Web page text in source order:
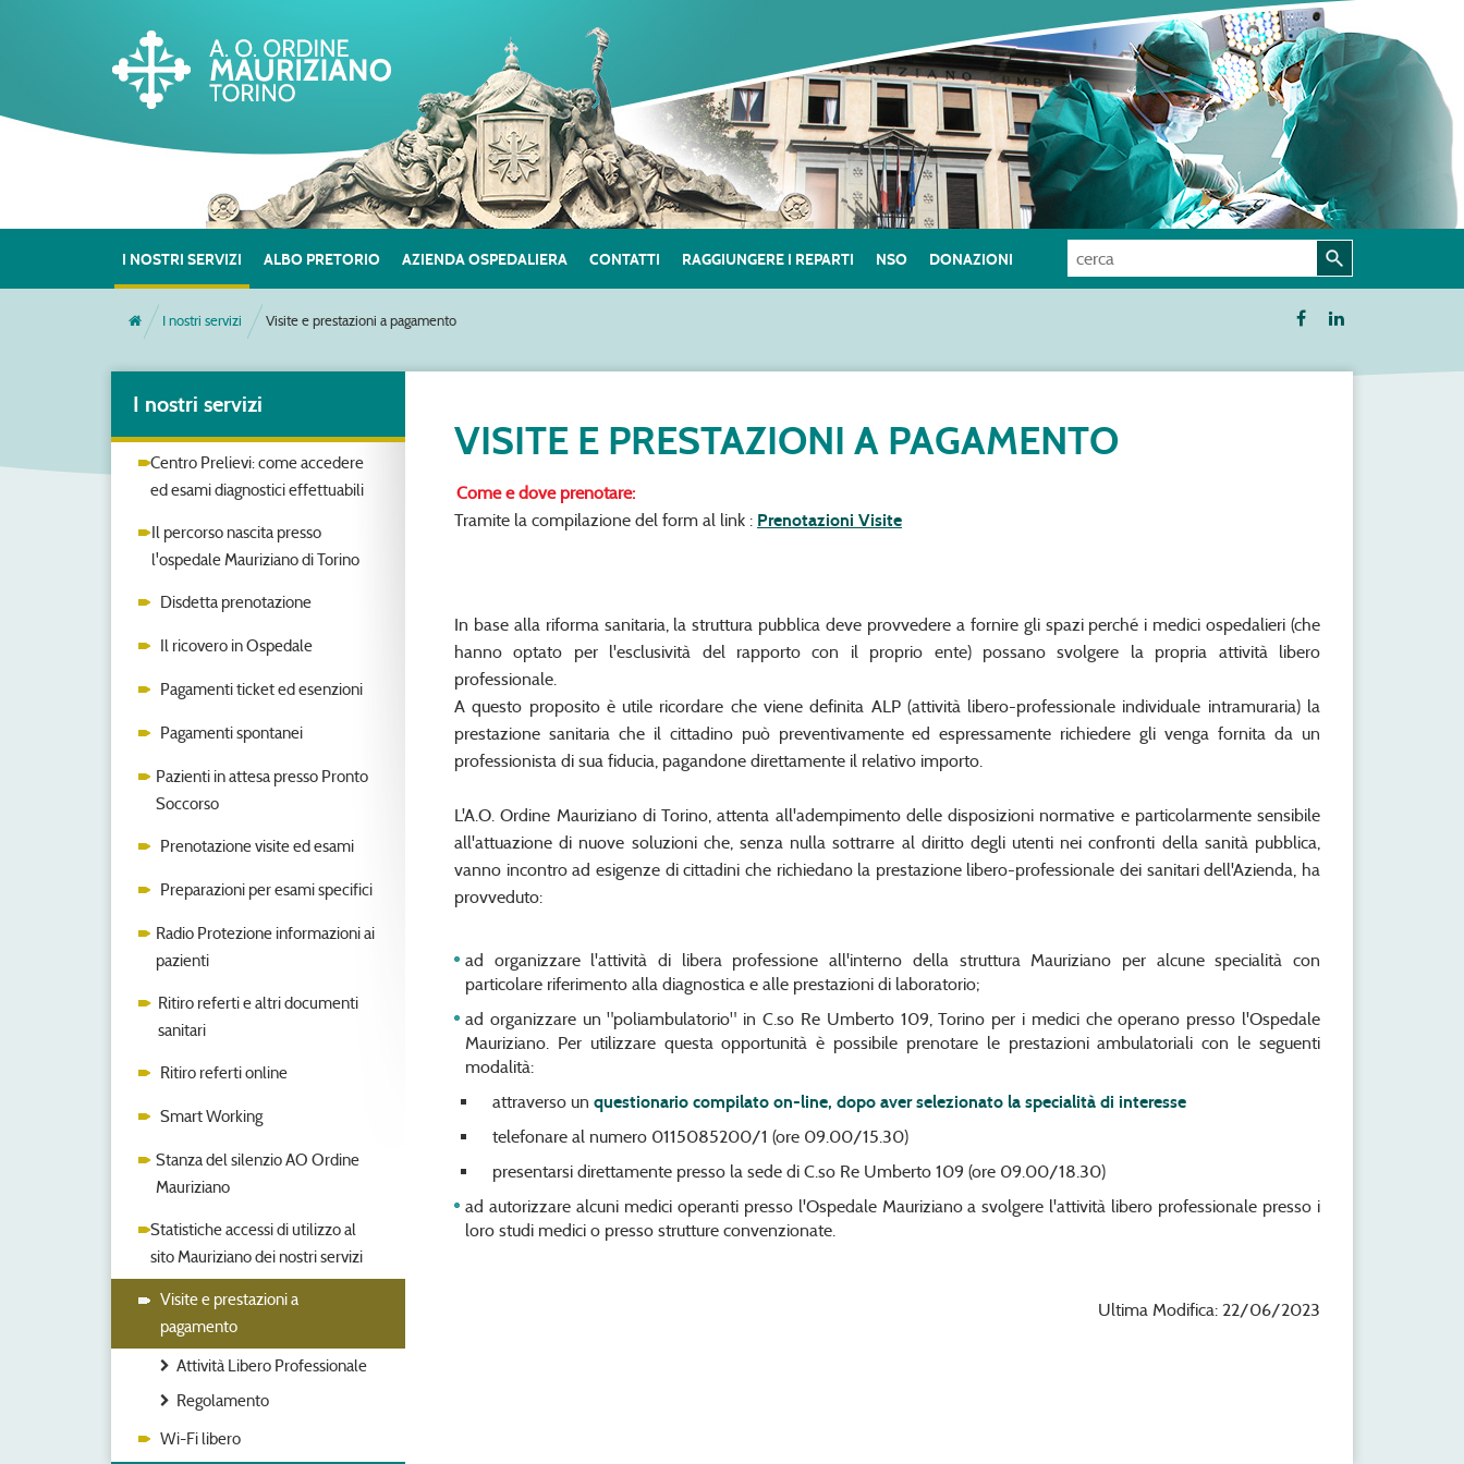
I NOSTRI SERVIZI ALBO PRETORIO AZIENDA OSPEDALIERA CONTATTI RAGGIUNGERE I REPARTI NSO DONAZIONI
I nostri servizi Visite e prestazioni a pagamento
I nostri servizi
Centro Prelievi: come accedere
ed esami diagnostici effettuabili
Il percorso nascita presso
l'ospedale Mauriziano di Torino
Disdetta prenotazione
Il ricovero in Ospedale
Pagamenti ticket ed esenzioni
Pagamenti spontanei
Pazienti in attesa presso Pronto
Soccorso
Prenotazione visite ed esami
Preparazioni per esami specifici
Radio Protezione informazioni ai
pazienti
Ritiro referti e altri documenti
sanitari
Ritiro referti online
Smart Working
Stanza del silenzio AO Ordine
Mauriziano
Statistiche accessi di utilizzo al
sito Mauriziano dei nostri servizi
Visite e prestazioni a
pagamento
Attività Libero Professionale
Regolamento
Wi-Fi libero
VISITE E PRESTAZIONI A PAGAMENTO
Come e dove prenotare:
Tramite la compilazione del form al link : Prenotazioni Visite
In base alla riforma sanitaria, la struttura pubblica deve provvedere a fornire gli spazi perché i medici ospedalieri (che
hanno optato per l'esclusività del rapporto con il proprio ente) possano svolgere la propria attività libero
professionale.
A questo proposito è utile ricordare che viene definita ALP (attività libero-professionale individuale intramuraria) la
prestazione sanitaria che il cittadino può preventivamente ed espressamente richiedere gli venga fornita da un
professionista di sua fiducia, pagandone direttamente il relativo importo.
L'A.O. Ordine Mauriziano di Torino, attenta all'adempimento delle disposizioni normative e particolarmente sensibile
all'attuazione di nuove soluzioni che, senza nulla sottrarre al diritto degli utenti nei confronti della sanità pubblica,
vanno incontro ad esigenze di cittadini che richiedano la prestazione libero-professionale dei sanitari dell'Azienda, ha
provveduto:
ad organizzare l'attività di libera professione all'interno della struttura Mauriziano per alcune specialità con
particolare riferimento alla diagnostica e alle prestazioni di laboratorio;
ad organizzare un "poliambulatorio" in C.so Re Umberto 109, Torino per i medici che operano presso l'Ospedale
Mauriziano. Per utilizzare questa opportunità è possibile prenotare le prestazioni ambulatoriali con le seguenti
modalità:
attraverso un questionario compilato on-line, dopo aver selezionato la specialità di interesse
telefonare al numero 0115085200/1 (ore 09.00/15.30)
presentarsi direttamente presso la sede di C.so Re Umberto 109 (ore 09.00/18.30)
ad autorizzare alcuni medici operanti presso l'Ospedale Mauriziano a svolgere l'attività libero professionale presso i
loro studi medici o presso strutture convenzionate.
Ultima Modifica: 22/06/2023